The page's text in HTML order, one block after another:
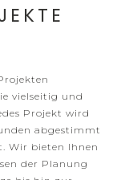
vielseitig und
Projekt wird
abgestimmt
Wir bieten Ihnen
der Planung